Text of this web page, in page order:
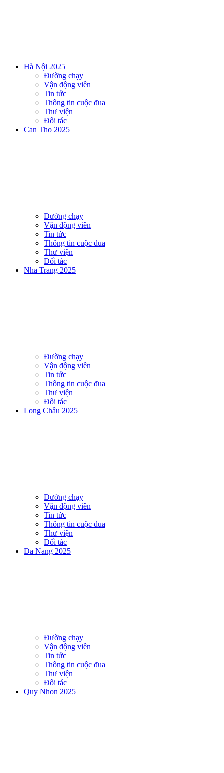
Hà Nội 2025
Đường chạy
Vận động viên
Tin tức
Thông tin cuộc đua
Thư viện
Đối tác
Can Tho 2025
Đường chạy
Vận động viên
Tin tức
Thông tin cuộc đua
Thư viện
Đối tác
Nha Trang 2025
Đường chạy
Vận động viên
Tin tức
Thông tin cuộc đua
Thư viện
Đối tác
Long Châu 2025
Đường chạy
Vận động viên
Tin tức
Thông tin cuộc đua
Thư viện
Đối tác
Da Nang 2025
Đường chạy
Vận động viên
Tin tức
Thông tin cuộc đua
Thư viện
Đối tác
Quy Nhon 2025